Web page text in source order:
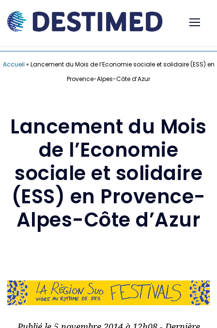
Accueil » Lancement du Mois de l’Economie sociale et solidaire (ESS) en
Provence-Alpes-Côte d’Azur
Lancement du Mois
de l’Economie
sociale et solidaire
(ESS) en Provence-
Alpes-Côte d’Azur